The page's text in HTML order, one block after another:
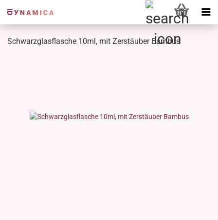
Schwarzglasflasche 10ml, mit Zerstäuber Bambus